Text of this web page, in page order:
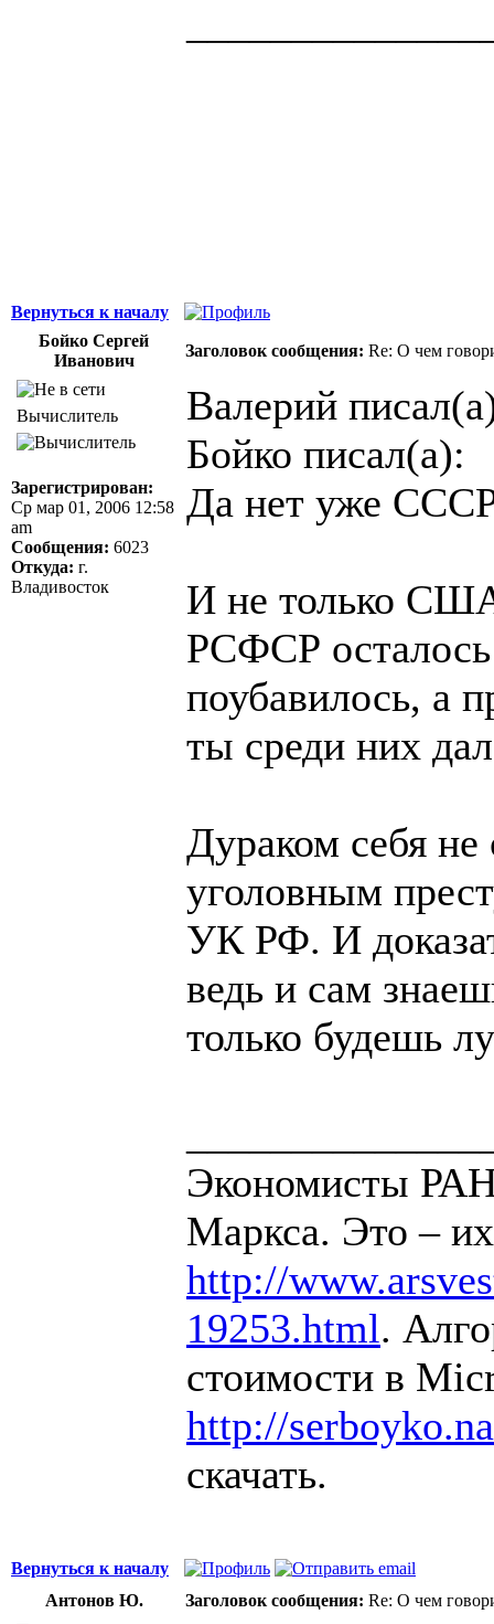
Вернуться к началу
Бойко Сергей
Иванович
Заголовок сообщения: Re: О чем
Вычислитель
Зарегистрирован:
Ср мар 01, 2006 12:58
am
Сообщения: 6023
Откуда: г.
Владивосток
Валерий
Бойко писал(а):
Да нет уже
И не только
РСФСР
поубавилось, а
ты среди них
Дураком себя
уголовным
УК РФ. И
ведь и сам
только будешь
Экономисты
Маркса. Это –
http://
19253.html.
стоимости в
http://
скачать.
Вернуться к началу
Антонов Ю.
Заголовок сообщения: Re: О чем